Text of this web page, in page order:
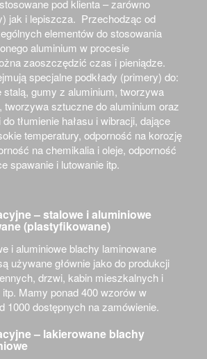
pod klienta – zarówno
jak i lepiszcza. Przechodząc od
elementów do stosowania
aluminium w procesie
zaoszczędzić czas i pieniądze.
specjalne podkłady (primery) do:
gumy z aluminium, tworzywa
tworzywa sztuczne do aluminium oraz
tłumienie hałasu i wibracji, dające
temperatury, odporność na korozję
na chemikalia i oleje, odporność
spawanie i lutowanie itp.
– stalowe i aluminiowe
(plastyfikowane)
i aluminiowe blachy laminowane
używane głównie jako do produkcji
drzwi, kabin mieszkalnych i
Mamy ponad 400 wzorów w
1000 dostępnych na zamówienie.
– lakierowane blachy